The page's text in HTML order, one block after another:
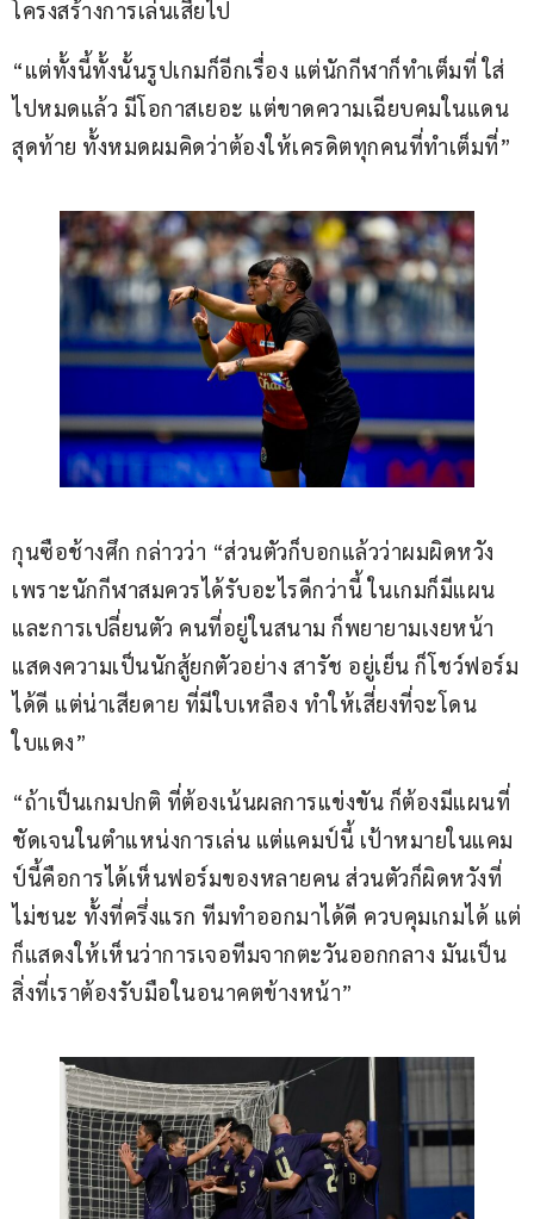
โครงสร้างการเล่นเสียไป
“แต่ทั้งนี้ทั้งนั้นรูปเกมก็อีกเรื่อง แต่นักกีฬาก็ทำเต็มที่ ใส่
ไปหมดแล้ว มีโอกาสเยอะ แต่ขาดความเฉียบคมในแดน
สุดท้าย ทั้งหมดผมคิดว่าต้องให้เครดิตทุกคนที่ทำเต็มที่”
กุนซือช้างศึก กล่าวว่า “ส่วนตัวก็บอกแล้วว่าผมผิดหวัง
เพราะนักกีฬาสมควรได้รับอะไรดีกว่านี้ ในเกมก็มีแผน
และการเปลี่ยนตัว คนที่อยู่ในสนาม ก็พยายามเงยหน้า
แสดงความเป็นนักสู้ยกตัวอย่าง สารัช อยู่เย็น ก็โชว์ฟอร์ม
ได้ดี แต่น่าเสียดาย ที่มีใบเหลือง ทำให้เสี่ยงที่จะโดน
ใบแดง”
“ถ้าเป็นเกมปกติ ที่ต้องเน้นผลการแข่งขัน ก็ต้องมีแผนที่
ชัดเจนในตำแหน่งการเล่น แต่แคมป์นี้ เป้าหมายในแคม
ป์นี้คือการได้เห็นฟอร์มของหลายคน ส่วนตัวก็ผิดหวังที่
ไม่ชนะ ทั้งที่ครึ่งแรก ทีมทำออกมาได้ดี ควบคุมเกมได้ แต่
ก็แสดงให้เห็นว่าการเจอทีมจากตะวันออกกลาง มันเป็น
สิ่งที่เราต้องรับมือในอนาคตข้างหน้า”